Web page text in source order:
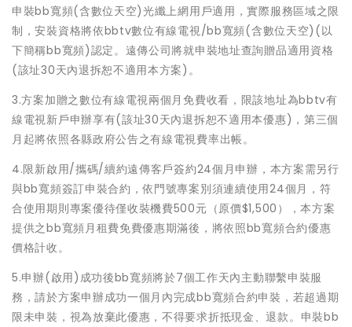
申裝bb寬頻(含數位天空)光纖上網用戶適用，實際服務區域之限
制，安裝資格將依bbtv數位有線電視/bb寬頻(含數位天空)(以
下簡稱bb寬頻)認定。遠傳公司將就申裝地址查詢贈品適用資格
(該址30天內退拆恕不適用本方案)。
3.方案加贈之數位有線電視兩個月免費收看，限該地址為bbtv有
線電視新戶申辦享有(該址30天內退拆恕不適用本優惠)，第三個
月起將依照各縣政府公告之有線電視費率出帳。
4.限新啟用/攜碼/續約遠傳客戶簽約24個月申辦，本方案需另行
與bb寬頻簽訂申裝合約，依門號專案別須連續使用24個月，符
合使用期則專案優待僅收裝機費500元（原價$1,500），本方案
提供之bb寬頻月租費免費優惠期滿後，將依照bb寬頻合約優惠
價格計收。
5.申辦(啟用)成功後bb寬頻將於7個工作天內主動聯繫申裝服
務，請於方案申辦成功一個月內完成bb寬頻合約申裝，若超過期
限未申裝，視為放棄此優惠，不得要求折抵現金、退款。申裝bb